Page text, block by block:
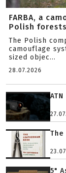
FARBA, a
Polish forests
The Polish
camouflage
sized objec...
28.07.2026
5"